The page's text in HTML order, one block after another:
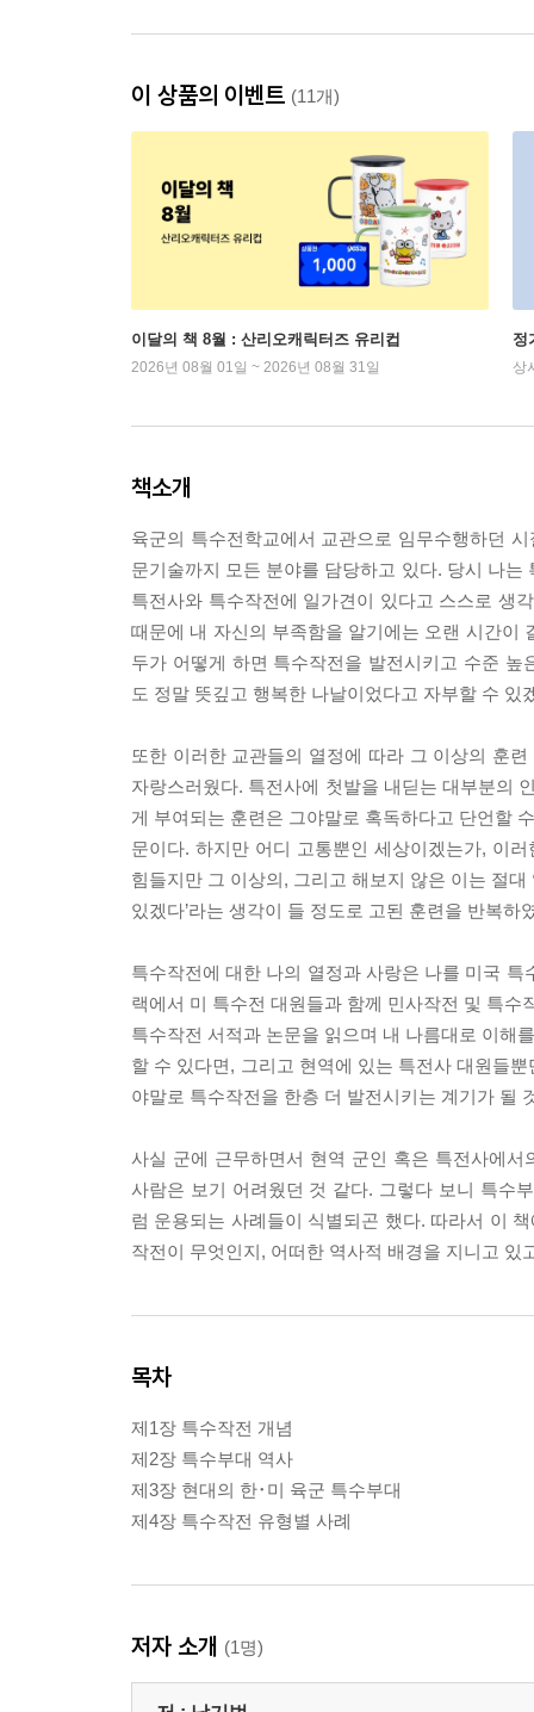
이 상품의 이벤트 (11개)
이달의 책 8월 : 산리오캐릭터즈 유리컵
2026년 08월 01일 ~ 2026년 08월 31일
정
상
책소개
육군의 특수전학교에서 교관으로 임무수행하던
문기술까지 모든 분야를 담당하고 있다. 당시 나
특전사와 특수작전에 일가견이 있다고 스스로 생
때문에 내 자신의 부족함을 알기에는 오랜 시간이
두가 어떻게 하면 특수작전을 발전시키고 수준
도 정말 뜻깊고 행복한 나날이었다고 자부할 수 있
또한 이러한 교관들의 열정에 따라 그 이상의 훈
자랑스러웠다. 특전사에 첫발을 내딛는 대부분의
게 부여되는 훈련은 그야말로 혹독하다고 단언할
문이다. 하지만 어디 고통뿐인 세상이겠는가, 이
힘들지만 그 이상의, 그리고 해보지 않은 이는 절
있겠다’라는 생각이 들 정도로 고된 훈련을 반복
특수작전에 대한 나의 열정과 사랑은 나를 미국
랙에서 미 특수전 대원들과 함께 민사작전 및 특
특수작전 서적과 논문을 읽으며 내 나름대로 이해
할 수 있다면, 그리고 현역에 있는 특전사 대원들
야말로 특수작전을 한층 더 발전시키는 계기가 될
사실 군에 근무하면서 현역 군인 혹은 특전사에
사람은 보기 어려웠던 것 같다. 그렇다 보니 특수
럼 운용되는 사례들이 식별되곤 했다. 따라서 이
작전이 무엇인지, 어떠한 역사적 배경을 지니고
목차
제1장 특수작전 개념
제2장 특수부대 역사
제3장 현대의 한･미 육군 특수부대
제4장 특수작전 유형별 사례
저자 소개 (1명)